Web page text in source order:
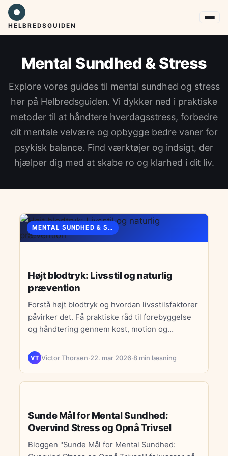
HELBREDSGUIDEN
Mental Sundhed & Stress
Explore vores guides til mental sundhed og stress
her på Helbredsguiden. Vi dykker ned i praktiske
metoder til at håndtere hverdagsstress, forbedre
dit mentale velvære og opbygge bedre vaner for
psykisk balance. Find værktøjer og indsigt, der
hjælper dig med at skabe ro og klarhed i dit liv.
MENTAL SUNDHED & STRESS
Højt blodtryk: Livsstil og naturlig
prævention
Forstå højt blodtryk og hvordan livsstilsfaktorer
påvirker det. Få praktiske råd til forebyggelse
og håndtering gennem kost, motion og
VT Victor Thorsen·22. mar 2026·8 min læsning
Sunde Mål for Mental Sundhed:
Overvind Stress og Opnå Trivsel
Bloggen "Sunde Mål for Mental Sundhed: